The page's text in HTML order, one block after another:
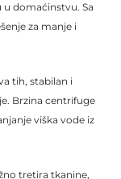
domaćinstvu. Sa
za manje i
tih, stabilan i
Brzina centrifuge
viška vode iz
tretira tkanine,